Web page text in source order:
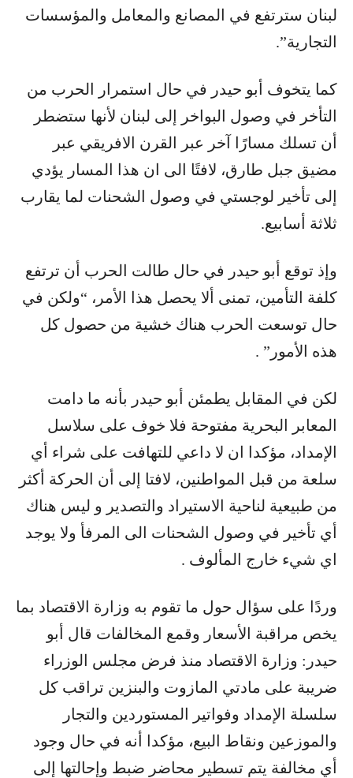
لبنان سترتفع في المصانع والمعامل والمؤسسات
التجارية”.
كما يتخوف أبو حيدر في حال استمرار الحرب من
التأخر في وصول البواخر إلى لبنان لأنها ستضطر
أن تسلك مسارًا آخر عبر القرن الافريقي عبر
مضيق جبل طارق، لافتًا الى ان هذا المسار يؤدي
إلى تأخير لوجستي في وصول الشحنات لما يقارب
ثلاثة أسابيع.
وإذ توقع أبو حيدر في حال طالت الحرب أن ترتفع
كلفة التأمين، تمنى ألا يحصل هذا الأمر، “ولكن في
حال توسعت الحرب هناك خشية من حصول كل
هذه الأمور” .
لكن في المقابل يطمئن أبو حيدر بأنه ما دامت
المعابر البحرية مفتوحة فلا خوف على سلاسل
الإمداد، مؤكدا ان لا داعي للتهافت على شراء أي
سلعة من قبل المواطنين، لافتا إلى أن الحركة أكثر
من طبيعية لناحية الاستيراد والتصدير و ليس هناك
أي تأخير في وصول الشحنات الى المرفأ ولا يوجد
اي شيء خارج المألوف .
وردًا على سؤال حول ما تقوم به وزارة الاقتصاد بما
يخص مراقبة الأسعار وقمع المخالفات قال أبو
حيدر: وزارة الاقتصاد منذ فرض مجلس الوزراء
ضريبة على مادتي المازوت والبنزين تراقب كل
سلسلة الإمداد وفواتير المستوردين والتجار
والموزعين ونقاط البيع، مؤكدا أنه في حال وجود
أي مخالفة يتم تسطير محاضر ضبط وإحالتها إلى